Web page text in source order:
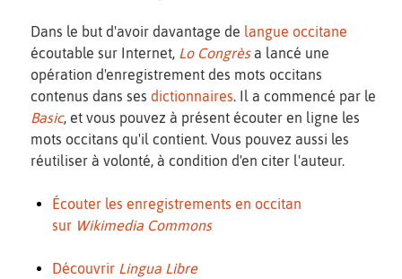
Dans le but d'avoir davantage de langue occitane
écoutable sur Internet, Lo Congrèsa lancé une
opération d'enregistrement des mots occitans
contenus dans ses dictionnaires. Il a commencé par le
Basic, et vous pouvez à présent écouter en ligne les
mots occitans qu'il contient. Vous pouvez aussi les
réutiliser à volonté, à condition d'en citer l'auteur.
Écouter les enregistrements en occitan
sur Wikimedia Commons
Découvrir Lingua Libre